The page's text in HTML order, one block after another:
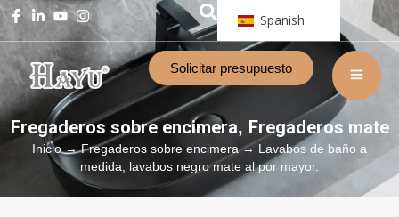
Spanish
Solicitar presupuesto
Fregaderos sobre encimera, Fregaderos mate
Inicio→Fregaderos sobre encimera→ Lavabos de baño a
medida, lavabos negro mate al por mayor.